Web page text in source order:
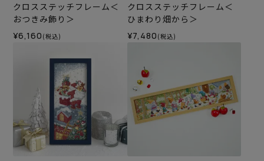
クロスステッチフレーム＜
おつきみ飾り＞
¥6,160 (税込)
クロスステッチフレーム＜
ひまわり畑から＞
¥7,480 (税込)